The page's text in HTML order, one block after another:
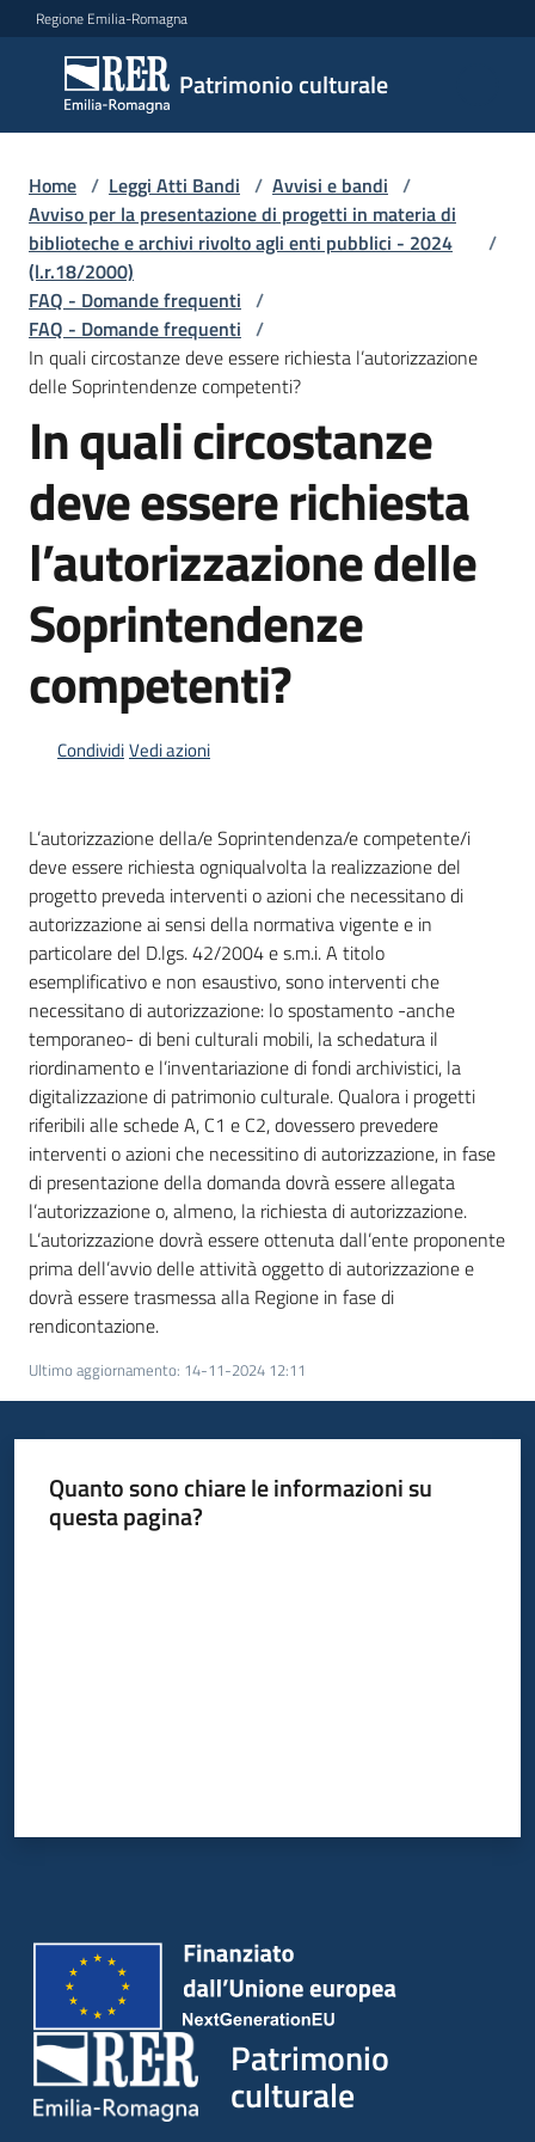
Vai al contenuto
Vai alla navigazione
Vai al footer
Regione Emilia-Romagna
Patrimonio culturale
Patrimonio
culturale
Argomenti
Novità
Servizi
Leggi
Atti
Bandi
Menu selezionato
Piani
Programmi
Progetti
Giuseppe
Guglielmi
Seguici
su
Home / Leggi Atti Bandi / Avvisi e bandi /
Avviso per la presentazione di progetti in materia di
biblioteche e archivi rivolto agli enti pubblici - 2024
(l.r.18/2000)
/
FAQ - Domande frequenti /
FAQ - Domande frequenti /
In quali circostanze deve essere richiesta l’autorizzazione
delle Soprintendenze competenti?
In quali circostanze
deve essere richiesta
l’autorizzazione delle
Soprintendenze
competenti?
CondividiVedi azioni
L’autorizzazione della/e Soprintendenza/e competente/i
deve essere richiesta ogniqualvolta la realizzazione del
progetto preveda interventi o azioni che necessitano di
autorizzazione ai sensi della normativa vigente e in
particolare del D.lgs. 42/2004 e s.m.i. A titolo
esemplificativo e non esaustivo, sono interventi che
necessitano di autorizzazione: lo spostamento -anche
temporaneo- di beni culturali mobili, la schedatura il
riordinamento e l’inventariazione di fondi archivistici, la
digitalizzazione di patrimonio culturale. Qualora i progetti
riferibili alle schede A, C1 e C2, dovessero prevedere
interventi o azioni che necessitino di autorizzazione, in fase
di presentazione della domanda dovrà essere allegata
l’autorizzazione o, almeno, la richiesta di autorizzazione.
L’autorizzazione dovrà essere ottenuta dall’ente proponente
prima dell’avvio delle attività oggetto di autorizzazione e
dovrà essere trasmessa alla Regione in fase di
rendicontazione.
Ultimo aggiornamento: 14-11-2024 12:11
Quanto sono chiare le informazioni su
questa pagina?
Patrimonio
culturale